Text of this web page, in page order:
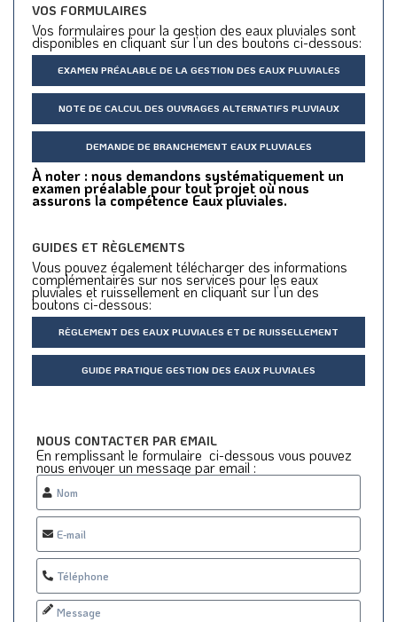
VOS FORMULAIRES
Vos formulaires pour la gestion des eaux pluviales sont
disponibles en cliquant sur l’un des boutons ci-dessous:
EXAMEN PRÉALABLE DE LA GESTION DES EAUX PLUVIALES
NOTE DE CALCUL DES OUVRAGES ALTERNATIFS PLUVIAUX
DEMANDE DE BRANCHEMENT EAUX PLUVIALES
À noter : nous demandons systématiquement un
examen préalable pour tout projet où nous
assurons la compétence Eaux pluviales.
GUIDES ET RÈGLEMENTS
Vous pouvez également télécharger des informations
complémentaires sur nos services pour les eaux
pluviales et ruissellement en cliquant sur l’un des
boutons ci-dessous:
RÈGLEMENT DES EAUX PLUVIALES ET DE RUISSELLEMENT
GUIDE PRATIQUE GESTION DES EAUX PLUVIALES
NOUS CONTACTER PAR EMAIL
En remplissant le formulaire ci-dessous vous pouvez
nous envoyer un message par email :